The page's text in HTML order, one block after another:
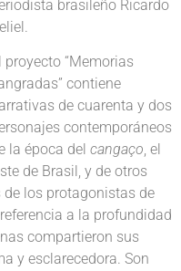
brasileño Ricardo
proyecto “Memorias
contiene
de cuarenta y dos
contemporáneos
la época del cangaço, el
de Brasil, y de otros
de los protagonistas de
a la profundidad
compartieron sus
y esclarecedora. Son